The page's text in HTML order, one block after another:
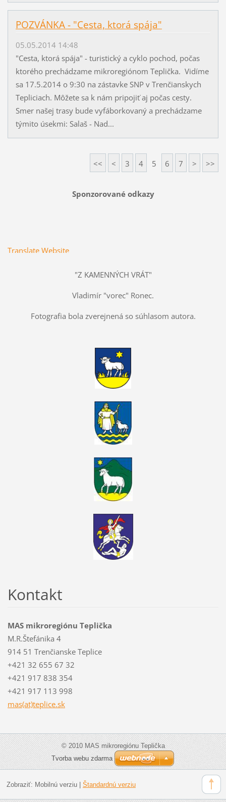
POZVÁNKA - "Cesta, ktorá spája"
05.05.2014 14:48
"Cesta, ktorá spája" - turistický a cyklo pochod, počas
ktorého prechádzame mikroregiónom Teplička. Vidíme
sa 17.5.2014 o 9:30 na zástavke SNP v Trenčianskych
Tepliciach. Môžete sa k nám pripojiť aj počas cesty.
Smer našej trasy bude vyfáborkovaný a prechádzame
týmito úsekmi: Salaš - Nad...
<< < 3 4 5 6 7 > >>
Sponzorované odkazy
Translate Website
"Z KAMENNÝCH VRÁT"
Vladimír "vorec" Ronec.
Fotografia bola zverejnená so súhlasom autora.
Kontakt
MAS mikroregiónu Teplička
M.R.Štefánika 4
914 51 Trenčianske Teplice
+421 32 655 67 32
+421 917 838 354
+421 917 113 998
mas(at)teplice.sk
© 2010 MAS mikroregiónu Teplička
Tvorba webu zdarma
Zobraziť: Mobilnú verziu| Štandardnú verziu